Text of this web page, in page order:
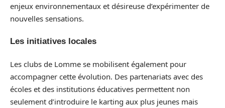
enjeux environnementaux et désireuse d’expérimenter de
nouvelles sensations.
Les initiatives locales
Les clubs de Lomme se mobilisent également pour
accompagner cette évolution. Des partenariats avec des
écoles et des institutions éducatives permettent non
seulement d’introduire le karting aux plus jeunes mais